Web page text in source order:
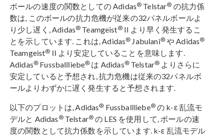
ボールの速度の関数としての Adidas® Telstar® の抗力係
数は, このボールの抗力危機が従来の32パネルボールよ
り少し遅く, Adidas® Teamgeist®II より早く発生するこ
とを示しています. これは, Adidas® Jabulani®や Adidas®
Teamgeist® II より安定していることを意味します.
Adidas® Fussballliebe® は Adidas®Telstar® よりさらに
安定していると予想され, 抗力危機は従来の32パネルボ
ールよりわずかに遅く発生すると予想されます.
以下のプロットは, Adidas® Fussballliebe®の k-ε 乱流モ
デルと Adidas ®Telstar® の LES を使用して, ボールの速
度の関数として抗力係数を示しています. k-ε 乱流モデル